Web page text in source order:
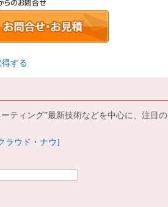
得する
ティング”最新技術などを中心に、注目
ラウド・ナウ]